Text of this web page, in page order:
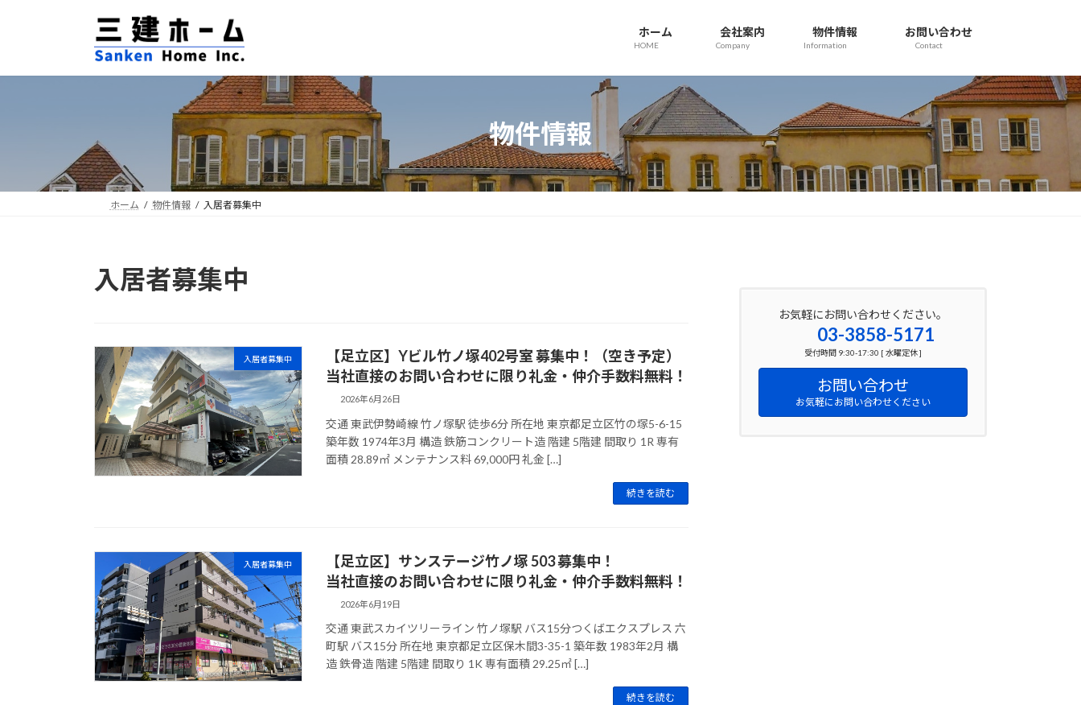
ホーム
HOME
会社案内
Company
物件情報
Information
お問い合わせ
Contact
物件情報
ホーム 物件情報 入居者募集中
入居者募集中
入居者募集中
【足立区】Yビル竹ノ塚402号室 募集中！（空き予定）
当社直接のお問い合わせに限り礼金・仲介手数料無料！
2026年6月26日
交通 東武伊勢崎線 竹ノ塚駅 徒歩6分 所在地 東京都足立区竹の塚5-6-15
築年数 1974年3月 構造 鉄筋コンクリート造 階建 5階建 間取り 1R 専有
面積 28.89㎡ メンテナンス料 69,000円 礼金 […]
続きを読む
入居者募集中
【足立区】サンステージ竹ノ塚 503 募集中！
当社直接のお問い合わせに限り礼金・仲介手数料無料！
2026年6月19日
交通 東武スカイツリーライン 竹ノ塚駅 バス15分つくばエクスプレス 六
町駅 バス15分 所在地 東京都足立区保木間3-35-1 築年数 1983年2月 構
造 鉄骨造 階建 5階建 間取り 1K 専有面積 29.25㎡ […]
続きを読む
お気軽にお問い合わせください。
03-3858-5171
受付時間 9:30-17:30 [ 水曜定休 ]
お問い合わせ
お気軽にお問い合わせください